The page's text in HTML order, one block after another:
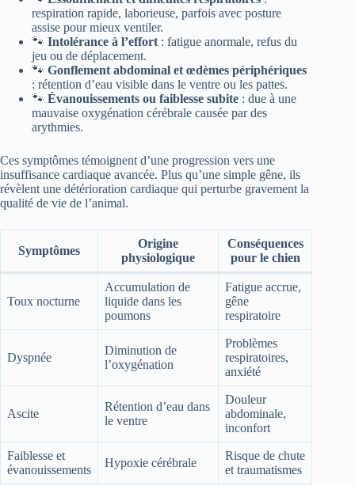
respiration rapide, laborieuse, parfois avec posture
assise pour mieux ventiler.
🐾 Intolérance à l’effort : fatigue anormale, refus du
jeu ou de déplacement.
🐾 Gonflement abdominal et œdèmes périphériques
: rétention d’eau visible dans le ventre ou les pattes.
🐾 Évanouissements ou faiblesse subite : due à une
mauvaise oxygénation cérébrale causée par des
arythmies.
Ces symptômes témoignent d’une progression vers une
insuffisance cardiaque avancée. Plus qu’une simple gêne, ils
révèlent une détérioration cardiaque qui perturbe gravement la
qualité de vie de l’animal.
Symptômes
Origine
physiologique
Conséquences
pour le chien
Toux nocturne
Accumulation de
liquide dans les
poumons
Fatigue accrue,
gêne
respiratoire
Dyspnée
Diminution de
l’oxygénation
Problèmes
respiratoires,
anxiété
Ascite
Rétention d’eau dans
le ventre
Douleur
abdominale,
inconfort
Faiblesse et
évanouissements
Hypoxie cérébrale
Risque de chute
et traumatismes